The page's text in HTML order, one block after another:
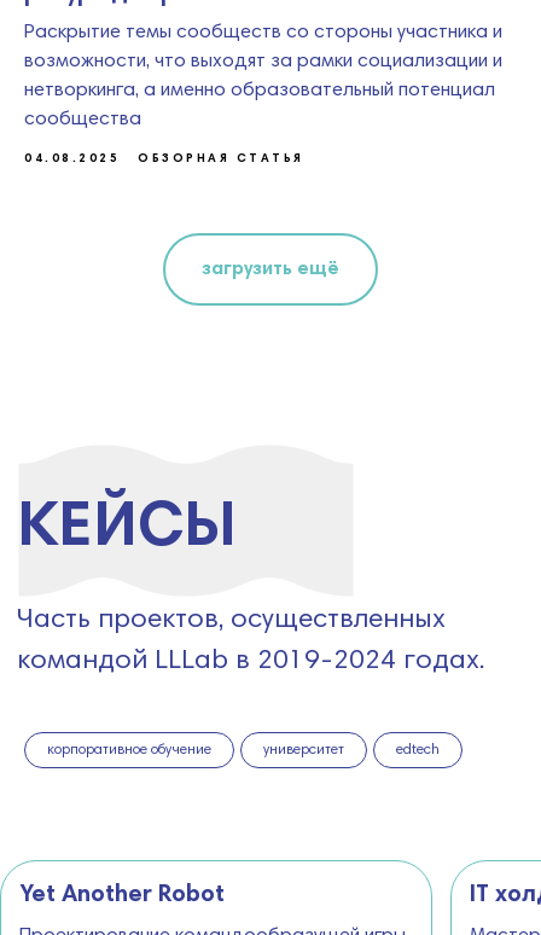
Раскрытие темы сообществ со стороны участника и
возможности, что выходят за рамки социализации и
нетворкинга, а именно образовательный потенциал
сообщества
04.08.2025 ОБЗОРНАЯ СТАТЬЯ
загрузить ещё
корпоративное обучение университет edtech
Yet Another Robot IT